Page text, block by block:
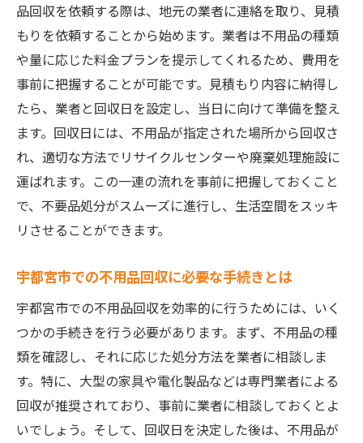
不用品回収の円滑な進め方
地域特有のサービスを活用しよう
地元企業の信頼性を確認する方法
迅速な対応で不用品を素早く処分
地域ネットワークを利用した委託方法
エコな不用品回収で環境に優しい選択を
再利用可能なアイテムの見分け方
リサイクル店との連携でエコロジーに
地域のリサイクルセンターの活用法
不用品回収で環境負荷を減らす方法
ゴミを減らすための日常的な工夫
信頼できる不用品回収業者を見つけるには
口コミとレビューを活用した業者選び
信頼性を判断するためのチェックリスト
料金体系とサービス内容の比較方法
品回収を依頼する際は、地元の業者に連絡を取り、見積
もりを依頼することから始めます。業者は不用品の種類
や量に応じた料金プランを提示してくれるため、費用を
事前に把握することが可能です。見積もり内容に納得し
たら、業者と回収日を設定し、当日に向けて準備を整え
ます。回収日には、不用品が指定された場所から回収さ
れ、適切な方法でリサイクルセンターや廃棄処理施設に
運ばれます。この一連の流れを事前に把握しておくこと
で、不要品処分がスムーズに進行し、生活空間をスッキ
リさせることができます。
宇都宮市での不用品回収に必要な手続きとは
宇都宮市での不用品回収を効率的に行うためには、いく
つかの手続きを行う必要があります。まず、不用品の種
類を確認し、それに応じた処分方法を業者に相談しま
す。特に、大型の家具や電化製品などは専門業者による
回収が推奨されており、事前に業者に相談しておくとよ
いでしょう。そして、回収日を決定した後は、不用品が